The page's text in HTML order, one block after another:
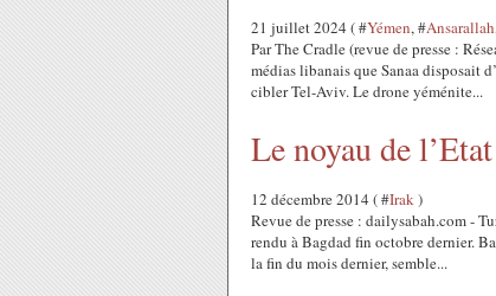
21 juillet 2024 ( #Yémen, #Ansarallah
Par The Cradle (revue de presse :
médias libanais que Sanaa disposait
cibler Tel-Aviv. Le drone yéménite...
Le noyau de
12 décembre 2014 ( #Irak)
Revue de presse : dailysabah.com -
rendu à Bagdad fin octobre dernier.
la fin du mois dernier, semble...